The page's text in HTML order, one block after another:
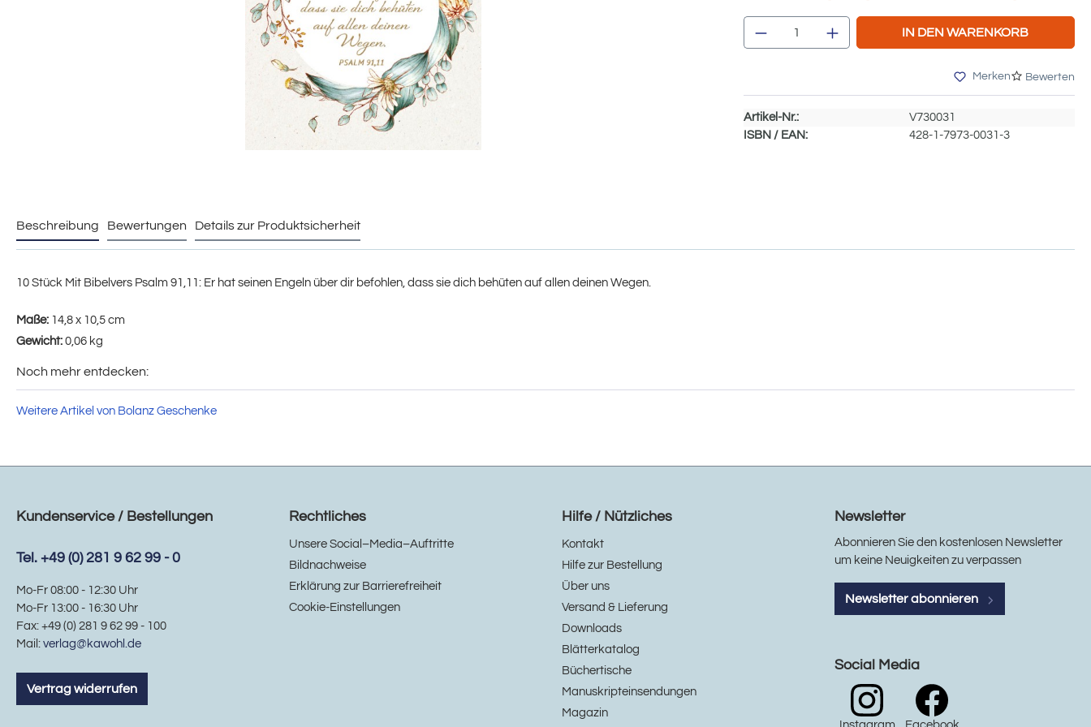
Produkt Anzahl: Gib den gewünschten
IN DEN WARENKORB
Merken Bewerten
Artikel-Nr.:
V730031
ISBN / EAN:
428-1-7973-0031-3
Beschreibung Bewertungen Details zur Produktsicherheit
10 Stück Mit Bibelvers Psalm 91,11: Er hat seinen Engeln über dir befohlen, dass sie dich behüten auf allen deinen Wegen.
Maße: 14,8 x 10,5 cm
Gewicht: 0,06 kg
Noch mehr entdecken:
Weitere Artikel von Bolanz Geschenke
Kundenservice / Bestellungen
Tel. +49 (0) 281 9 62 99 - 0
Mo-Fr 08:00 - 12:30 Uhr
Mo-Fr 13:00 - 16:30 Uhr
Fax: +49 (0) 281 9 62 99 - 100
Mail: verlag@kawohl.de
Vertrag widerrufen
Rechtliches
Unsere Social–Media–Auftritte
Bildnachweise
Erklärung zur Barrierefreiheit
Cookie-Einstellungen
Hilfe / Nützliches
Kontakt
Hilfe zur Bestellung
Über uns
Versand & Lieferung
Downloads
Blätterkatalog
Büchertische
Manuskripteinsendungen
Magazin
Newsletter
Abonnieren Sie den kostenlosen Newsletter
um keine Neuigkeiten zu verpassen
Newsletter abonnieren
Social Media